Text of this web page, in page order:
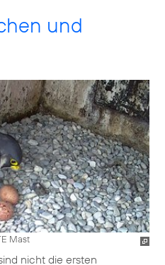
und
Mast
nicht die ersten